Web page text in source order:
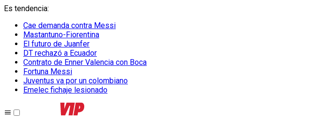
Es tendencia:
Cae demanda contra Messi
Mastantuno-Fiorentina
El futuro de Juanfer
DT rechazó a Ecuador
Contrato de Enner Valencia con Boca
Fortuna Messi
Juventus va por un colombiano
Emelec fichaje lesionado